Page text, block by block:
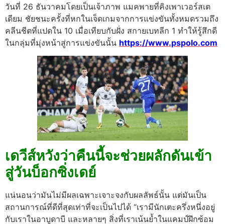
วันที่ 26 ธันวาคมโดยเป็นเจ้าภาพ แมคพายที่คิงเพาเวอร์สเต
เดียม ชัยชนะครั้งที่หกในเจ็ดเกมจากการแข่งขันทั้งหมดรวมถึง
คลีนชีตที่แปดใน 10 เมื่อเทียบกับฝั่ง สกายเบทลีก 1 ทำให้รู้สึกดี
ในกลุ่มที่มุ่งหน้าสู่การแข่งขันนั้น https://www.pspolo.com
เดวีส์หวังว่าคืนนี้จะช่วยผลักดันเข้า
สู่วันบ็อกซิ่งเดย์
แน่นอนว่ามันไม่มีผลเฉพาะเจาะจงกับผลลัพธ์นั้น แต่มันเป็น
สถานการณ์ที่ดีที่สุดเท่าที่จะเป็นไปได้ “เรามีนักเตะครึ่งหนึ่งอยู่
กับเราในอาบูดาบี และหลายๆ สิ่งที่เราเน้นย้ำในแคมป์ฝึกซ้อม